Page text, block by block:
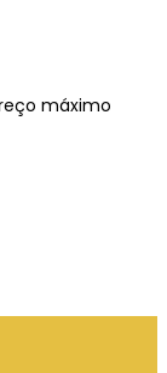
máximo